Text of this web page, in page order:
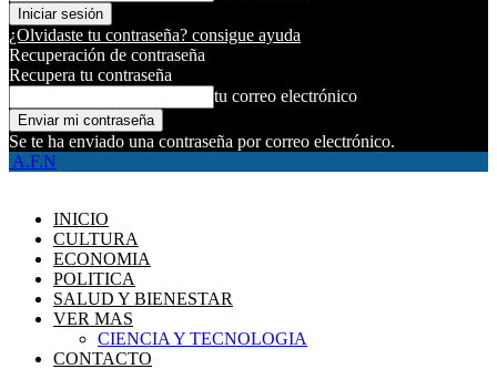
¿Olvidaste tu contraseña? consigue ayuda
Recuperación de contraseña
Recupera tu contraseña
tu correo electrónico
Se te ha enviado una contraseña por correo electrónico.
A.F.N
INICIO
CULTURA
ECONOMIA
POLITICA
SALUD Y BIENESTAR
VER MAS
CIENCIA Y TECNOLOGIA
CONTACTO